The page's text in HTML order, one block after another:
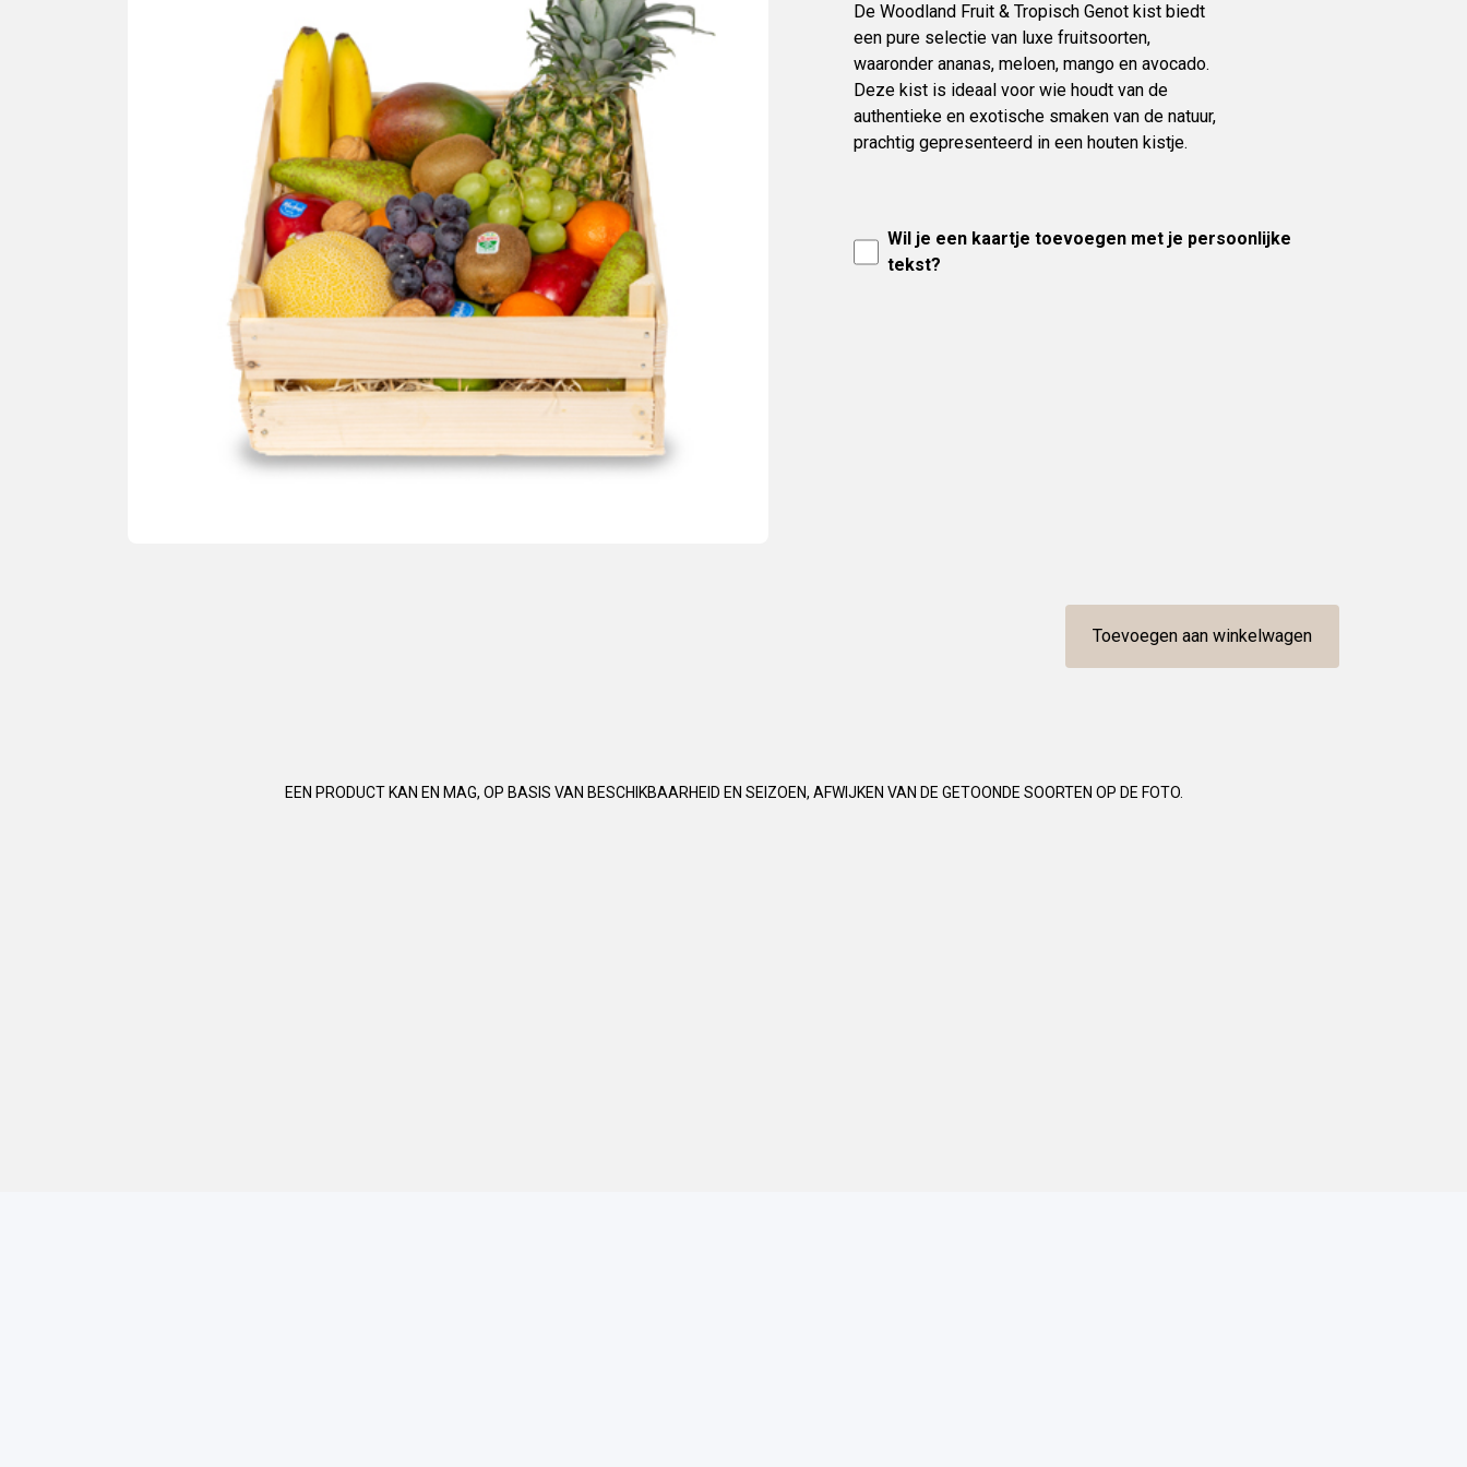
De Woodland Fruit & Tropisch Genot kist biedt
een pure selectie van luxe fruitsoorten,
waaronder ananas, meloen, mango en avocado.
Deze kist is ideaal voor wie houdt van de
authentieke en exotische smaken van de natuur,
prachtig gepresenteerd in een houten kistje.
Wil je een kaartje toevoegen met je persoonlijke
tekst?
Toevoegen aan winkelwagen
EEN PRODUCT KAN EN MAG, OP BASIS VAN BESCHIKBAARHEID EN SEIZOEN, AFWIJKEN VAN DE GETOONDE SOORTEN OP DE FOTO.